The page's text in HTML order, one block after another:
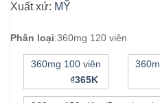
Xuất xứ: MỸ
Phân loại:360mg 120 viên
360mg 100 viên
₫365K